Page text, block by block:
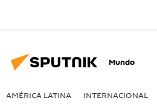
Mundo
AMÉRICA LATINA INTERNACIONAL